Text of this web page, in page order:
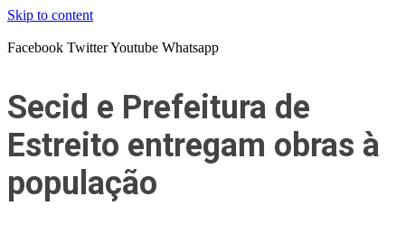
Skip to content
Facebook TwitterYoutube Whatsapp
Secid e Prefeitura de
Estreito entregam obras à
população